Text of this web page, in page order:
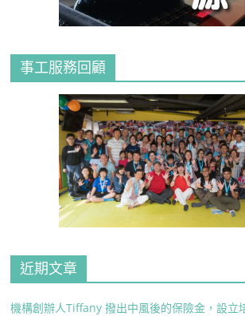
事工服務回顧
近期文章
機構創辦人Tiffany 撥出中風後的保險金，設立